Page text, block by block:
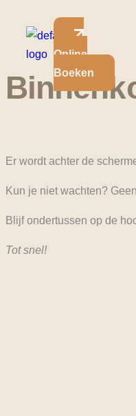
Online
Boeken
Er wordt achter de
Kun je niet wachten?
Blijf ondertussen op de
Tot snel!